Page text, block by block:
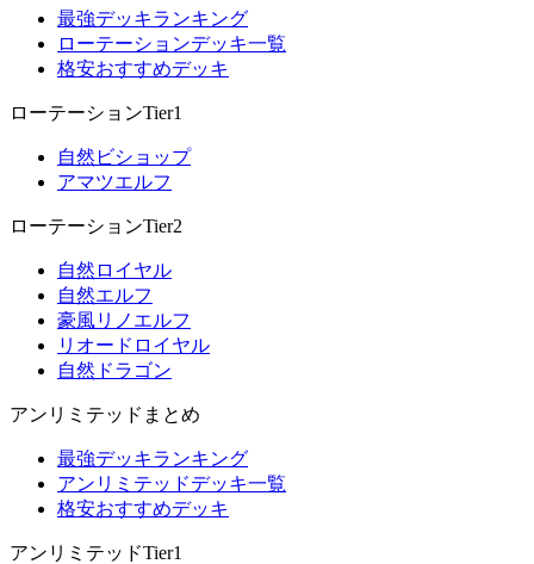
最強デッキランキング
ローテーションデッキ一覧
格安おすすめデッキ
ローテーションTier1
自然ビショップ
アマツエルフ
ローテーションTier2
自然ロイヤル
自然エルフ
豪風リノエルフ
リオードロイヤル
自然ドラゴン
アンリミテッドまとめ
最強デッキランキング
アンリミテッドデッキ一覧
格安おすすめデッキ
アンリミテッドTier1